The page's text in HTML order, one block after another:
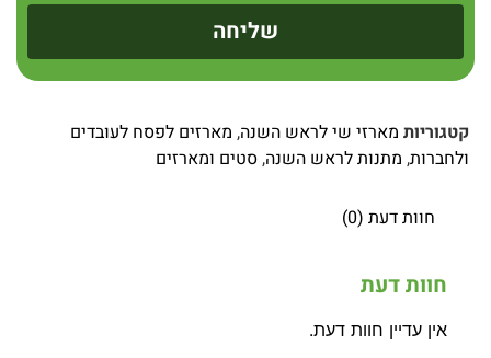
שליחה
קטגוריות מארזי שי לראש השנה, מארזים לפסח לעובדים
ולחברות, מתנות לראש השנה,סטים ומארזים
חוות דעת (0)
חוות דעת
אין עדיין חוות דעת.